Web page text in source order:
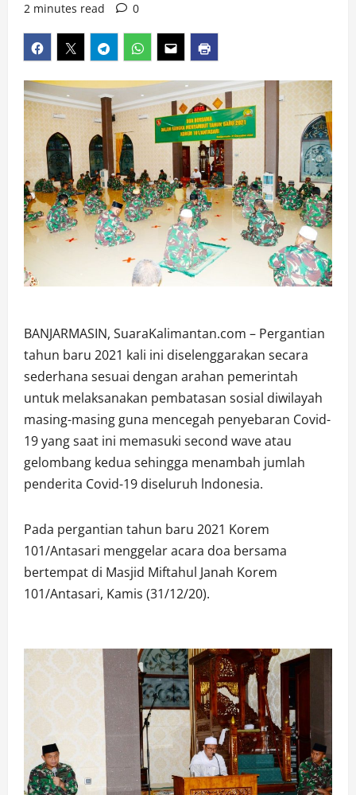
2 minutes read
0
BANJARMASIN, SuaraKalimantan.com – Pergantian
tahun baru 2021 kali ini diselenggarakan secara
sederhana sesuai dengan arahan pemerintah
untuk melaksanakan pembatasan sosial diwilayah
masing-masing guna mencegah penyebaran Covid-
19 yang saat ini memasuki second wave atau
gelombang kedua sehingga menambah jumlah
penderita Covid-19 diseluruh lndonesia.
Pada pergantian tahun baru 2021 Korem
101/Antasari menggelar acara doa bersama
bertempat di Masjid Miftahul Janah Korem
101/Antasari, Kamis (31/12/20).